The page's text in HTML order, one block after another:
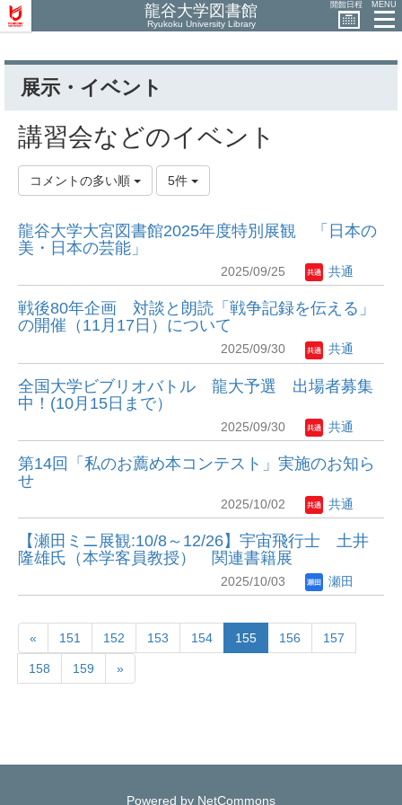
龍谷大学図書館
Ryukoku University Library
開館日程 MENU
展示・イベント
講習会などのイベント
コメントの多い順 5件
龍谷大学大宮図書館2025年度特別展観 「日本の
美・日本の芸能」
2025/09/25 共通
戦後80年企画 対談と朗読「戦争記録を伝える」
の開催（11月17日）について
2025/09/30 共通
全国大学ビブリオバトル 龍大予選 出場者募集
中！(10月15日まで）
2025/09/30 共通
第14回「私のお薦め本コンテスト」実施のお知ら
せ
2025/10/02 共通
【瀬田ミニ展観:10/8～12/26】宇宙飛行士 土井
隆雄氏（本学客員教授） 関連書籍展
2025/10/03 瀬田
« 151 152 153 154 155 156 157
158 159 »
Powered by NetCommons